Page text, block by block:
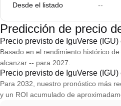
Desde el listado --
Predicción de precio
Precio previsto de IguVerse (IGU)
Basado en el rendimiento histórico
alcanzar -- para 2027.
Precio previsto de IguVerse (IGU)
Para 2032, nuestro pronóstico más
y un ROI acumulado de